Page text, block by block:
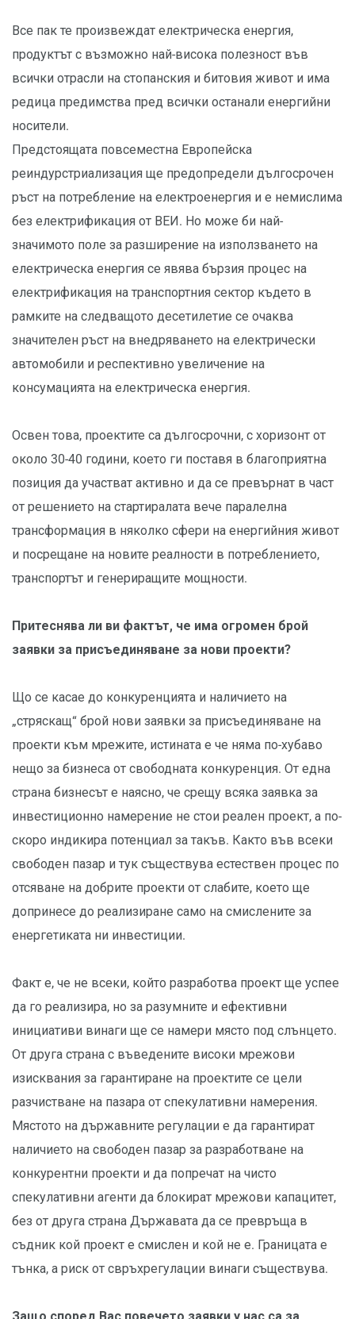
Все пак те произвеждат електрическа енергия,
продуктът с възможно най-висока полезност във
всички отрасли на стопанския и битовия живот и има
редица предимства пред всички останали енергийни
носители.
Предстоящата повсеместна Европейска
реиндурстриализация ще предопредели дългосрочен
ръст на потребление на електроенергия и е немислима
без електрификация от ВЕИ. Но може би най-
значимото поле за разширение на използването на
електрическа енергия се явява бързия процес на
електрификация на транспортния сектор където в
рамките на следващото десетилетие се очаква
значителен ръст на внедряването на електрически
автомобили и респективно увеличение на
консумацията на електрическа енергия.
Освен това, проектите са дългосрочни, с хоризонт от
около 30-40 години, което ги поставя в благоприятна
позиция да участват активно и да се превърнат в част
от решението на стартиралата вече паралелна
трансформация в няколко сфери на енергийния живот
и посрещане на новите реалности в потреблението,
транспортът и генериращите мощности.
Притеснява ли ви фактът, че има огромен брой
заявки за присъединяване за нови проекти?
Що се касае до конкуренцията и наличието на
„стряскащ“ брой нови заявки за присъединяване на
проекти към мрежите, истината е че няма по-хубаво
нещо за бизнеса от свободната конкуренция. От една
страна бизнесът е наясно, че срещу всяка заявка за
инвестиционно намерение не стои реален проект, а по-
скоро индикира потенциал за такъв. Както във всеки
свободен пазар и тук съществува естествен процес по
отсяване на добрите проекти от слабите, което ще
допринесе до реализиране само на смислените за
енергетиката ни инвестиции.
Факт е, че не всеки, който разработва проект ще успее
да го реализира, но за разумните и ефективни
инициативи винаги ще се намери място под слънцето.
От друга страна с въведените високи мрежови
изисквания за гарантиране на проектите се цели
разчистване на пазара от спекулативни намерения.
Мястото на държавните регулации е да гарантират
наличието на свободен пазар за разработване на
конкурентни проекти и да попречат на чисто
спекулативни агенти да блокират мрежови капацитет,
без от друга страна Държавата да се превръща в
съдник кой проект е смислен и кой не е. Границата е
тънка, а риск от свръхрегулации винаги съществува.